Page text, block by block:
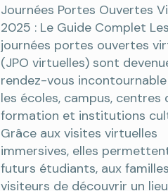
Journées Portes Ouvertes
2025 : Le Guide Complet Les
journées portes ouvertes
(JPO virtuelles) sont
rendez-vous
les écoles, campus, centres
formation et institutions
Grâce aux visites virtuelles
immersives, elles
futurs étudiants, aux
visiteurs de découvrir un